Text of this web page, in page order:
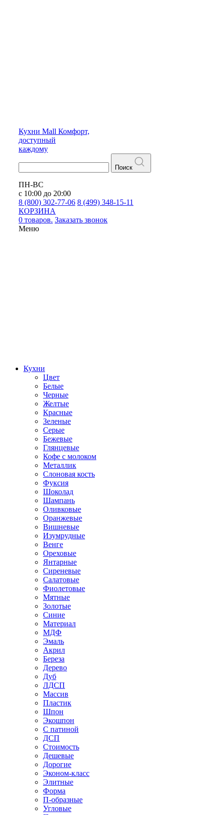
Кухни Mall Комфорт,
доступный
каждому
Поиск
ПН-ВС
с 10:00 до 20:00
8 (800) 302-77-06 8 (499) 348-15-11
КОРЗИНА
0 товаров. Заказать звонок
Меню
Кухни
Цвет
Белые
Черные
Желтые
Красные
Зеленые
Серые
Бежевые
Глянцевые
Кофе с молоком
Металлик
Слоновая кость
Фуксия
Шоколад
Шампань
Оливковые
Оранжевые
Вишневые
Изумрудные
Венге
Ореховые
Янтарные
Сиреневые
Салатовые
Фиолетовые
Мятные
Золотые
Синие
Материал
МДФ
Эмаль
Акрил
Береза
Дерево
Дуб
ЛДСП
Массив
Пластик
Шпон
Экошпон
С патиной
ДСП
Стоимость
Дешевые
Дорогие
Эконом-класс
Элитные
Форма
П-образные
Угловые